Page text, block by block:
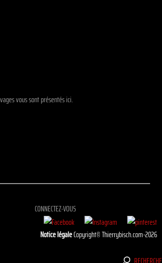
vous sont présentés ici.
CONNECTEZ-VOUS
Notice légaleCopyright© Thierrybisch.com-2026